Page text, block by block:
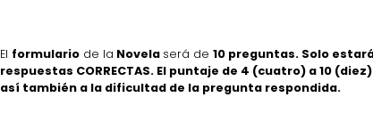
El formulario de la Novela será de 10 preguntas. Solo
respuestas CORRECTAS. El puntaje de 4 (cuatro) a 10
así también a la dificultad de la pregunta respondida.